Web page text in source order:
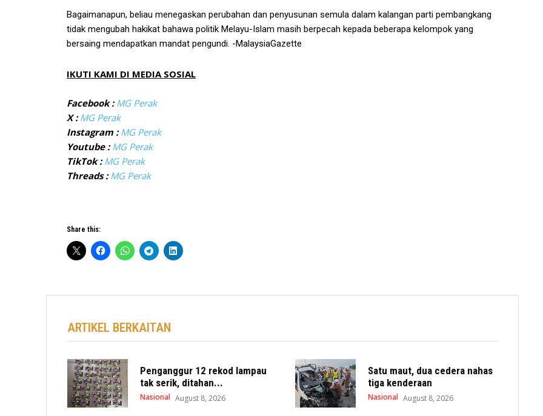
Bagaimanapun, beliau menegaskan perubahan dan penyusunan semula dalam kalangan parti pembangkang
tidak mengubah hakikat bahawa politik Melayu-Islam masih berpecah kepada beberapa kelompok yang
bersaing mendapatkan mandat pengundi. -MalaysiaGazette
IKUTI KAMI DI MEDIA SOSIAL
Facebook : MG Perak
X : MG Perak
Instagram : MG Perak
Youtube : MG Perak
TikTok : MG Perak
Threads : MG Perak
Share this:
ARTIKEL BERKAITAN
Penganggur 12 rekod lampau
tak serik, ditahan...
Nasional August 8, 2026
Satu maut, dua cedera nahas
tiga kenderaan
Nasional August 8, 2026